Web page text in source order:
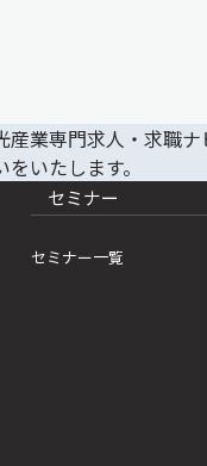
セミナー
セミナー一覧